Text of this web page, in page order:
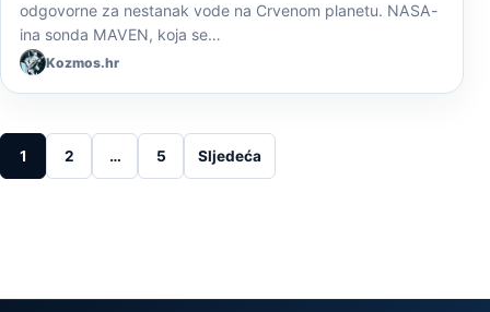
odgovorne za nestanak vode na Crvenom planetu. NASA-
ina sonda MAVEN, koja se…
Kozmos.hr
Posts pagination
1 2 … 5 Sljedeća